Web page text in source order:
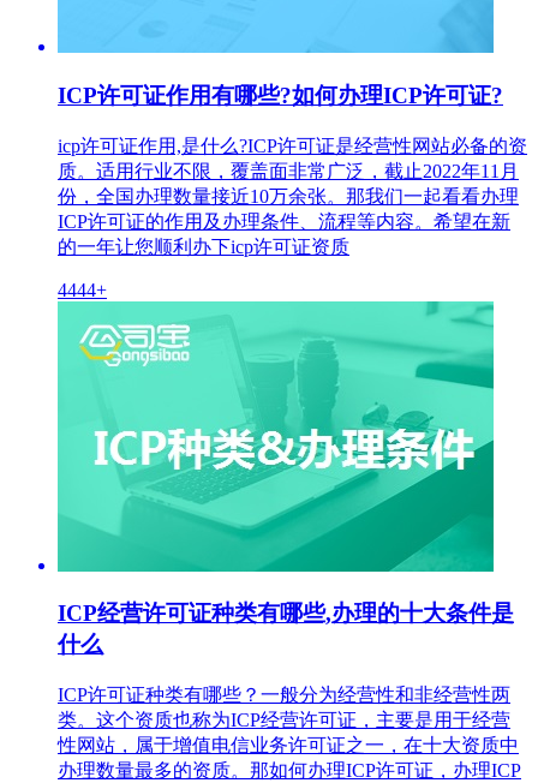
ICP许可证作用有哪些?如何办理ICP许可证?
icp许可证作用,是什么?ICP许可证是经营性网站必备的资
质。适用行业不限，覆盖面非常广泛，截止2022年11月
份，全国办理数量接近10万余张。那我们一起看看办理
ICP许可证的作用及办理条件、流程等内容。希望在新
的一年让您顺利办下icp许可证资质
4444+
ICP经营许可证种类有哪些,办理的十大条件是
什么
ICP许可证种类有哪些？一般分为经营性和非经营性两
类。这个资质也称为ICP经营许可证，主要是用于经营
性网站，属于增值电信业务许可证之一，在十大资质中
办理数量最多的资质。那如何办理ICP许可证，办理ICP